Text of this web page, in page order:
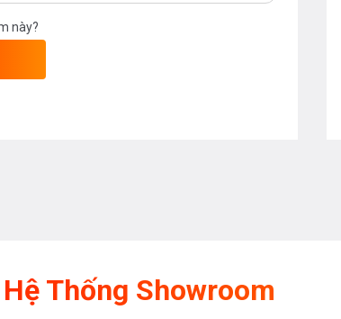
này?
Hệ Thống Showroom